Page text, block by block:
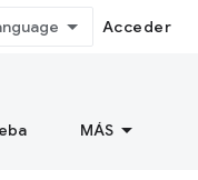
Acceder
MÁS